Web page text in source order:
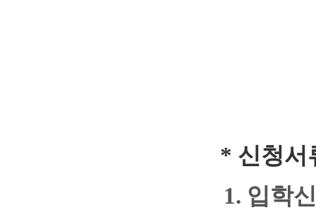
* 신청서
1. 입학